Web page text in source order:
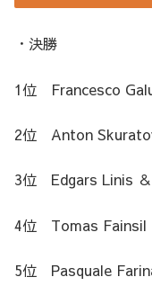
・決勝
1位 Francesco
2位 Anton
3位 Edgars Linis
4位 Tomas Fainsil
5位 Pasquale